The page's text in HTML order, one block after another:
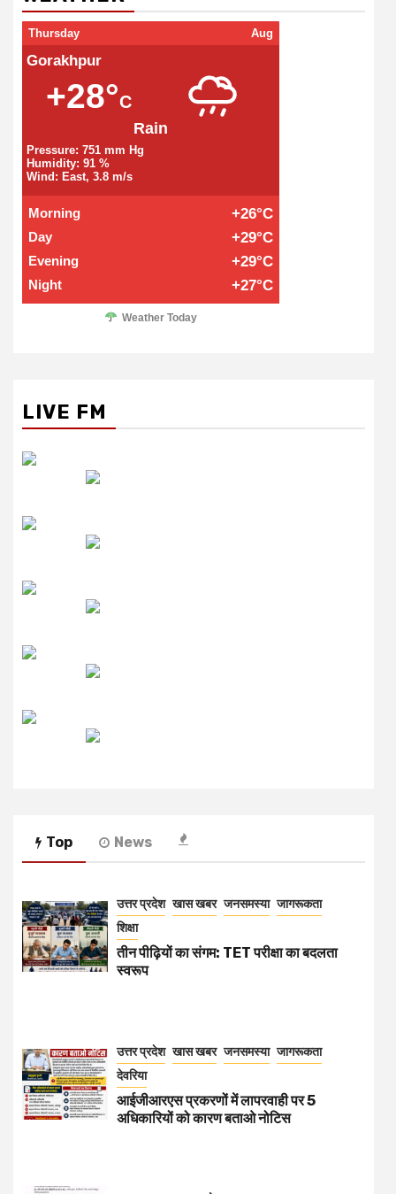
Thursday Aug
Gorakhpur
+28°C
Rain
Pressure: 751 mm Hg
Humidity: 91 %
Wind: East, 3.8 m/s
Morning +26°C
Day +29°C
Evening +29°C
Night +27°C
Weather Today
LIVE FM
Top News
उत्तर प्रदेश खास खबर जनसमस्या जागरूकता
शिक्षा
तीन पीढ़ियों का संगम: TET परीक्षा का बदलता
स्वरूप
उत्तर प्रदेश खास खबर जनसमस्या जागरूकता
देवरिया
आईजीआरएस प्रकरणों में लापरवाही पर 5
अधिकारियों को कारण बताओ नोटिस